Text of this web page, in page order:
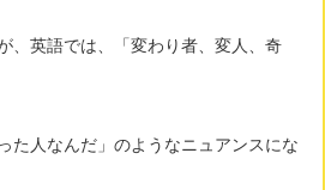
、英語では、「変わり者、変人、奇
た人なんだ」のようなニュアンスにな